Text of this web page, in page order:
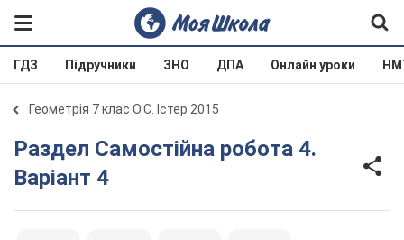
ГДЗ Підручники ЗНО ДПА Онлайн уроки
Геометрія 7 клас О.С. Істер 2015
Раздел Самостійна робота 4.
Варіант 4